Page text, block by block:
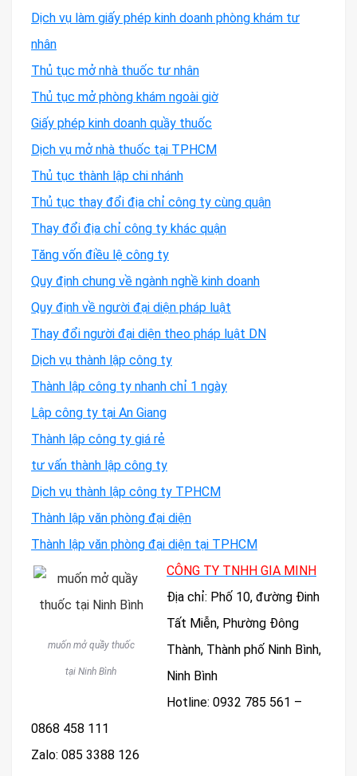
Dịch vụ làm giấy phép kinh doanh phòng khám tư
nhân
Thủ tục mở nhà thuốc tư nhân
Thủ tục mở phòng khám ngoài giờ
Giấy phép kinh doanh quầy thuốc
Dịch vụ mở nhà thuốc tại TPHCM
Thủ tục thành lập chi nhánh
Thủ tục thay đổi địa chỉ công ty cùng quận
Thay đổi địa chỉ công ty khác quận
Tăng vốn điều lệ công ty
Quy định chung về ngành nghề kinh doanh
Quy định về người đại diện pháp luật
Thay đổi người đại diện theo pháp luật DN
Dịch vụ thành lập công ty
Thành lập công ty nhanh chỉ 1 ngày
Lập công ty tại An Giang
Thành lập công ty giá rẻ
tư vấn thành lập công ty
Dịch vụ thành lập công ty TPHCM
Thành lập văn phòng đại diện
Thành lập văn phòng đại diện tại TPHCM
muốn mở quầy thuốc
tại Ninh Bình
CÔNG TY TNHH GIA MINH
Địa chỉ: Phố 10, đường Đinh
Tất Miễn, Phường Đông
Thành, Thành phố Ninh Bình,
Ninh Bình
Hotline: 0932 785 561 –
0868 458 111
Zalo: 085 3388 126